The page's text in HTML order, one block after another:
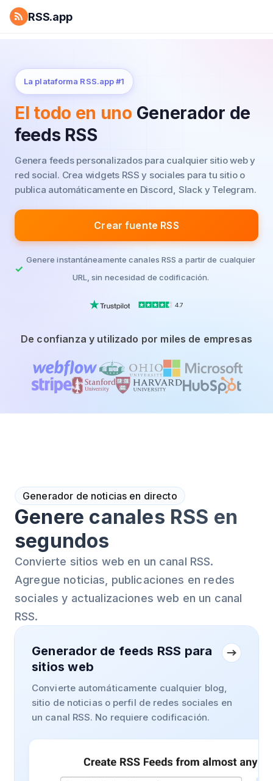
RSS.app
La plataforma RSS.app #1
El todo en uno Generador de
feeds RSS
Genera feeds personalizados para cualquier sitio web y
red social. Crea widgets RSS y sociales para tu sitio o
publica automáticamente en Discord, Slack y Telegram.
Crear fuente RSS
Genere instantáneamente canales RSS a partir de cualquier
URL, sin necesidad de codificación.
4.7
De confianza y utilizado por miles de empresas
Generador de noticias en directo
Genere canales RSS en
segundos
Convierte sitios web en un canal RSS.
Agregue noticias, publicaciones en redes
sociales y actualizaciones web en un canal
RSS.
Generador de feeds RSS para
sitios web
Convierte automáticamente cualquier blog,
sitio de noticias o perfil de redes sociales en
un canal RSS. No requiere codificación.